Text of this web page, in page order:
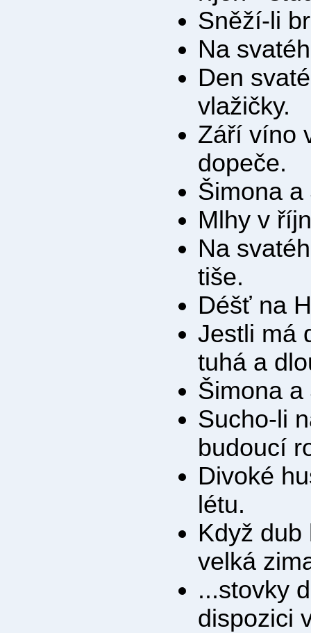
Sněží-li
Na
Den
vlažičky.
Září víno
dopeče.
Šimona a
Mlhy v
Na
tiše.
Déšť na
Jestli má
tuhá a
Šimona a
Sucho-li
budoucí
Divoké
létu.
Když dub
velká
...stovky
dispozici